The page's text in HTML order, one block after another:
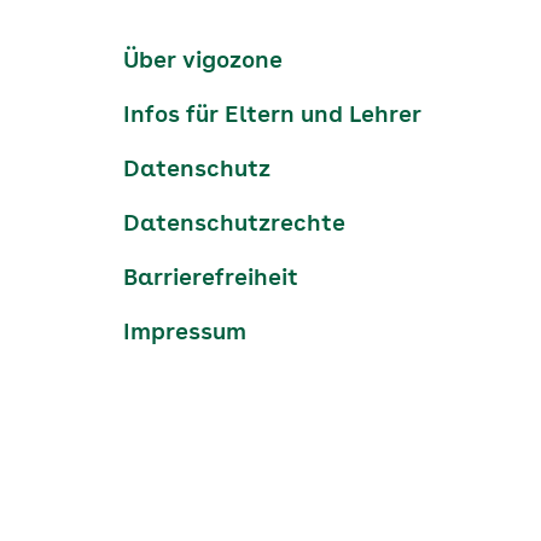
Services-
Über vigozone
Infos für Eltern und Lehrer
Datenschutz
Datenschutzrechte
Barrierefreiheit
Impressum